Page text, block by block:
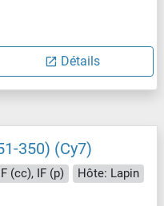
Détails
350) (Cy7)
(cc), IF (p)
Hôte: Lapin